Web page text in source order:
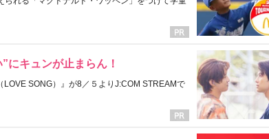
にキュンが止まらん！
SONG）』が8／５よりJ:COM STREAMで